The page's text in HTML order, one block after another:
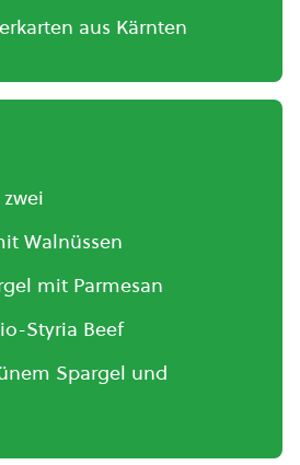
aus Kärnten
Walnüssen
mit Parmesan
Styria Beef
Spargel und